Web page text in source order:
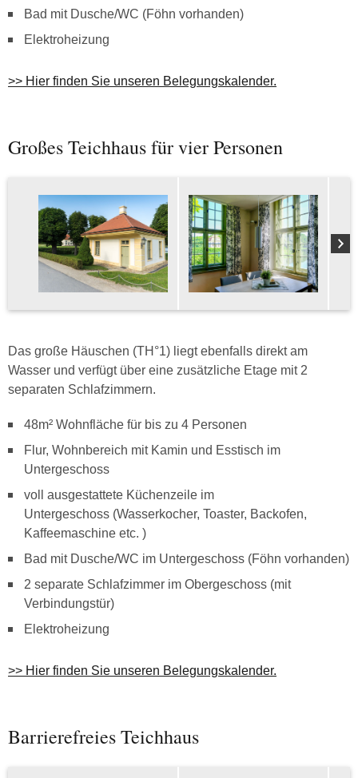
Bad mit Dusche/WC (Föhn vorhanden)
Elektroheizung
>> Hier finden Sie unseren Belegungskalender.
Großes Teichhaus für vier Personen
Das große Häuschen (TH°1) liegt ebenfalls direkt am
Wasser und verfügt über eine zusätzliche Etage mit 2
separaten Schlafzimmern.
48m² Wohnfläche für bis zu 4 Personen
Flur, Wohnbereich mit Kamin und Esstisch im
Untergeschoss
voll ausgestattete Küchenzeile im
Untergeschoss (Wasserkocher, Toaster, Backofen,
Kaffeemaschine etc. )
Bad mit Dusche/WC im Untergeschoss (Föhn vorhanden)
2 separate Schlafzimmer im Obergeschoss (mit
Verbindungstür)
Elektroheizung
>> Hier finden Sie unseren Belegungskalender.
Barrierefreies Teichhaus